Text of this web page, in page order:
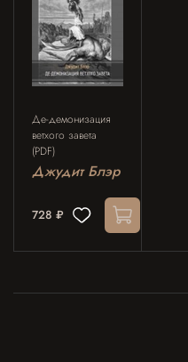
Де-демонизация
ветхого завета
(PDF)
Джудит Блэр
728 ₽